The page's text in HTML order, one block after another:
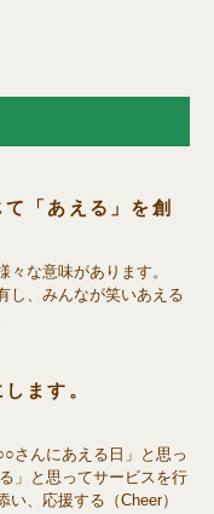
「あえる」を創
な意味があります。
し、みんなが笑いあえる
ます。
さんにあえる日」と思っ
」と思ってサービスを行
、応援する（Cheer）